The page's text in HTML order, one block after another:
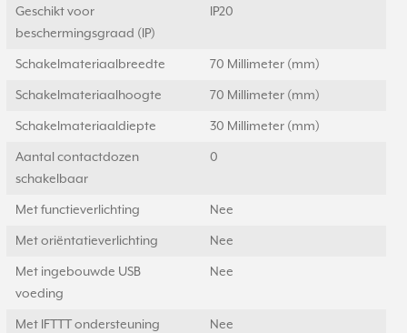
Geschikt voor
beschermingsgraad (IP)
IP20
Schakelmateriaalbreedte 70 Millimeter (mm)
Schakelmateriaalhoogte 70 Millimeter (mm)
Schakelmateriaaldiepte 30 Millimeter (mm)
Aantal contactdozen
schakelbaar
0
Met functieverlichting Nee
Met oriëntatieverlichting Nee
Met ingebouwde USB
voeding
Nee
Met IFTTT ondersteuning Nee